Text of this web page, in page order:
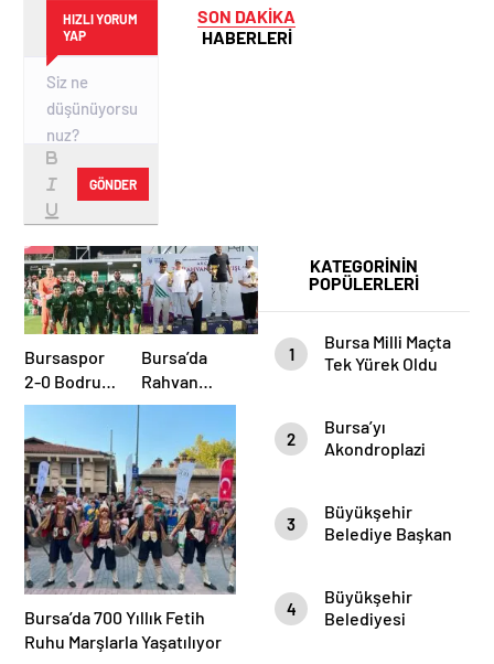
HIZLI YORUM
YAP
GÖNDER
SON DAKİKA
HABERLERİ
KATEGORİNİN
POPÜLERLERİ
1
Bursa Milli Maçta
Tek Yürek Oldu
2
Bursa’yı
Akondroplazi
3
Büyükşehir
Belediye Başkan
Marşın
Bestecilerini
4
Büyükşehir
Belediyesi
Bursaspor
2-0 Bodrum
FK
Bursa’da
Rahvan
Atları
Şampiyonluk
için
Mücadele
Etti
Bursa’da 700 Yıllık Fetih
Ruhu Marşlarla Yaşatılıyor